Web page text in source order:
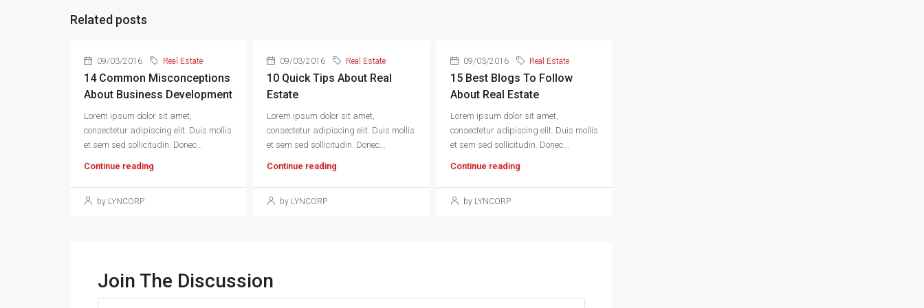
Related posts
09/03/2016 Real Estate
14 Common Misconceptions
About Business Development
Lorem ipsum dolor sit amet,
consectetur adipiscing elit. Duis mollis
et sem sed sollicitudin. Donec...
Continue reading
by LYNCORP
09/03/2016 Real Estate
10 Quick Tips About Real
Estate
Lorem ipsum dolor sit amet,
consectetur adipiscing elit. Duis mollis
et sem sed sollicitudin. Donec...
Continue reading
by LYNCORP
09/03/2016 Real Estate
15 Best Blogs To Follow
About Real Estate
Lorem ipsum dolor sit amet,
consectetur adipiscing elit. Duis mollis
et sem sed sollicitudin. Donec...
Continue reading
by LYNCORP
Join The Discussion